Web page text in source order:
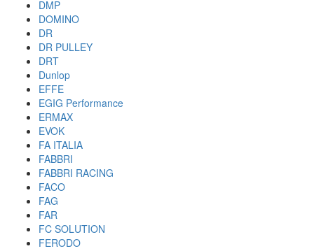
DMP
DOMINO
DR
DR PULLEY
DRT
Dunlop
EFFE
EGIG Performance
ERMAX
EVOK
FA ITALIA
FABBRI
FABBRI RACING
FACO
FAG
FAR
FC SOLUTION
FERODO